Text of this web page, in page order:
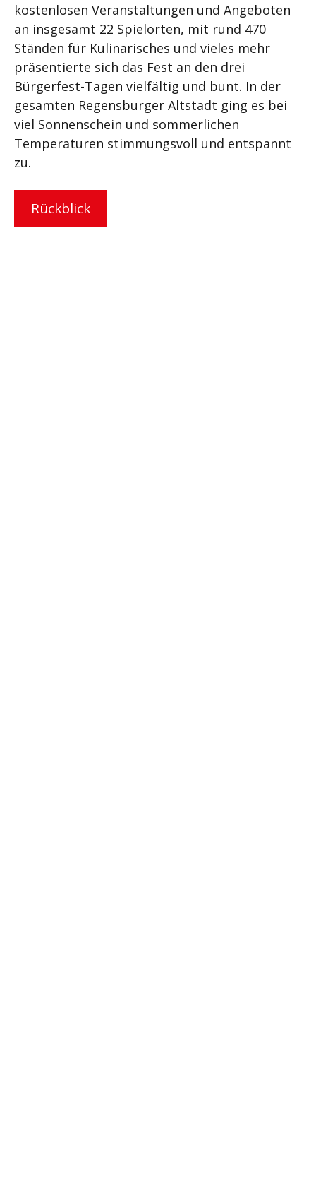
kostenlosen Veranstaltungen und Angeboten
an insgesamt 22 Spielorten, mit rund 470
Ständen für Kulinarisches und vieles mehr
präsentierte sich das Fest an den drei
Bürgerfest-Tagen vielfältig und bunt. In der
gesamten Regensburger Altstadt ging es bei
viel Sonnenschein und sommerlichen
Temperaturen stimmungsvoll und entspannt
zu.
Rückblick